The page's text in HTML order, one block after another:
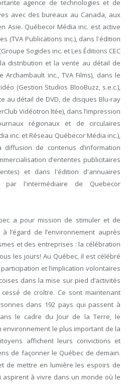
agence de technologies et de
avec des bureaux au Canada, aux
Asie. Québecor Média inc. est active
(TVA Publications inc.), dans l'édition
Sogides inc. et Les Éditions CEC
distribution et la vente au détail de
inc., TVA Films), dans le
(Gestion Studios BlooBuzz, s.e.c.),
au détail de DVD, de disques Blu-ray
Vidéotron ltée), dans l’impression
régionaux et de circulaires
inc. et Réseau Québecor Média inc.),
de contenus d’information
d’ententes publicitaires
et dans l'édition d'annuaires
l'intermédiaire de Quebecor
a pour mission de stimuler et de
l’égard de l’environnement auprès
et des entreprises : la célébration
les jours! Au Québec, il est célébré
et l’implication volontaires
dans la mise sur pied d’activités
cessé de croître. Ce sont maintenant
dans 192 pays qui passent à
le cadre du Jour de la Terre, le
le plus important de la
affichent leurs convictions et
de façonner le Québec de demain.
de mettre en lumière les espoirs de
aspirent à vivre dans un monde où le